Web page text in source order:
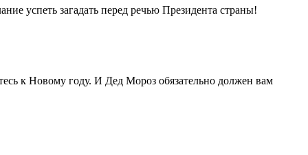
успеть загадать перед речью Президента страны!
к Новому году. И Дед Мороз обязательно должен вам